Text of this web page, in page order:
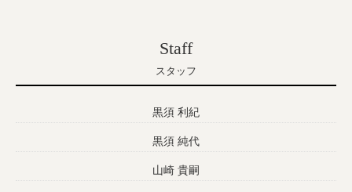
Staff
スタッフ
黒須 利紀
黒須 純代
山崎 貴嗣